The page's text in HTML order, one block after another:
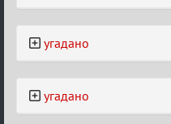
угадано
угадано